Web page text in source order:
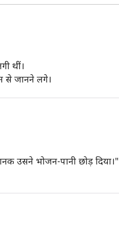
थीं।
से जानने लगे।
उसने भोजन-पानी छोड़ दिया।"